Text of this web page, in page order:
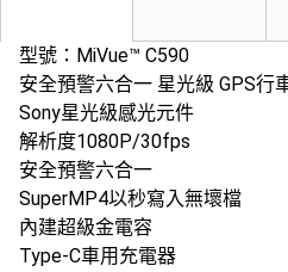
型號：MiVue™ C590
安全預警六合一 星光級 GPS行
Sony星光級感光元件
解析度1080P/30fps
安全預警六合一
SuperMP4以秒寫入無壞檔
內建超級金電容
Type-C車用充電器